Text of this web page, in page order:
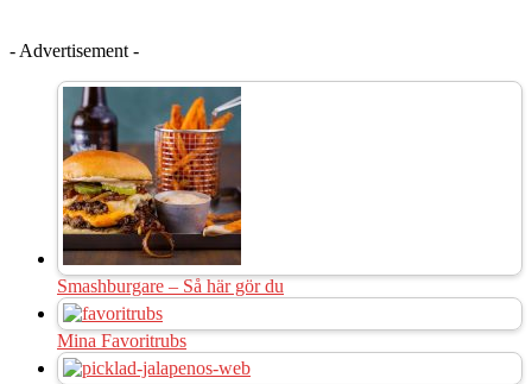
- Advertisement -
Smashburgare – Så här gör du
Mina Favoritrubs